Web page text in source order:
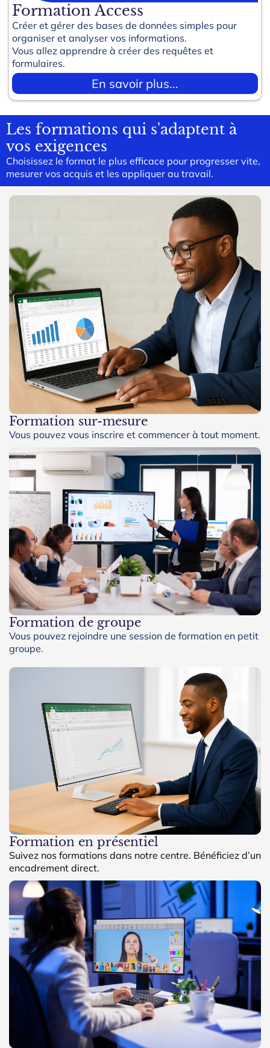
Formation Access
Créer et gérer des bases de données simples pour
organiser et analyser vos informations.
Vous allez apprendre à créer des requêtes et
formulaires.
En savoir plus...
Les formations qui s'adaptent à
vos exigences
Choisissez le format le plus efficace pour progresser vite,
mesurer vos acquis et les appliquer au travail.
Formation sur-mesure
Vous pouvez vous inscrire et commencer à tout moment.
Formation de groupe
Vous pouvez rejoindre une session de formation en petit
groupe.
Formation en présentiel
Suivez nos formations dans notre centre. Bénéficiez d’un
encadrement direct.